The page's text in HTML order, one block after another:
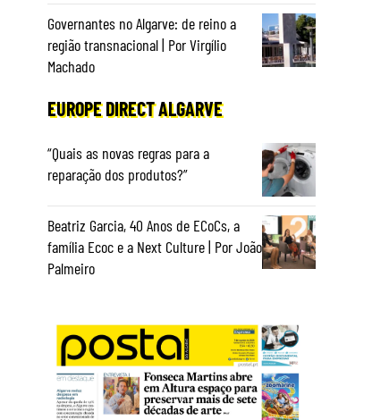
Governantes no Algarve: de reino a
região transnacional | Por Virgílio
Machado
EUROPE DIRECT ALGARVE
“Quais as novas regras para a
reparação dos produtos?”
Beatriz Garcia, 40 Anos de ECoCs, a
família Ecoc e a Next Culture | Por João
Palmeiro